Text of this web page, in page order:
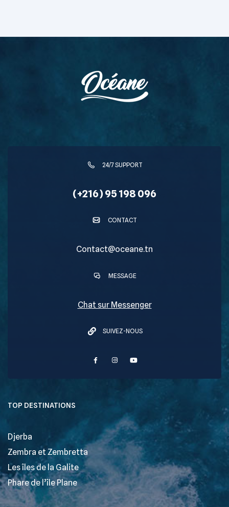
24/7 SUPPORT
(+216) 95 198 096
CONTACT
Contact@oceane.tn
MESSAGE
Chat sur Messenger
SUIVEZ-NOUS
TOP DESTINATIONS
Djerba
Zembra et Zembretta
Les îles de la Galite
Phare de l’île Plane